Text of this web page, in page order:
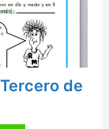
de